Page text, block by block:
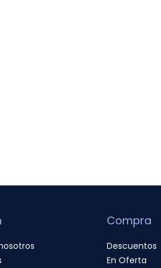
Compra
Descuentos
En Oferta